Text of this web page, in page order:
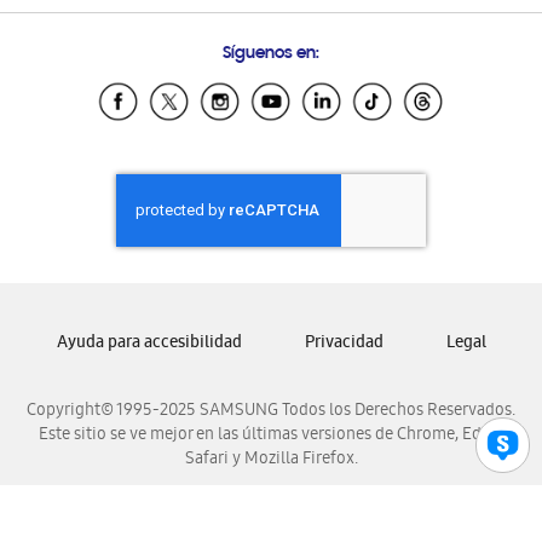
Samsung Ecuador
Samsung El Salvador
Samsung Honduras
Samsung Nicaragua
Samsung Panamá
Samsung Venezuela
Síguenos en:
Copyright© 1995-2025 SAMSUNG Todos los Derechos Reservados.
Este sitio se ve mejor en las últimas versiones de Chrome, Edge,
Safari y Mozilla Firefox.
Ayuda para accesibilidad Privacidad Legal